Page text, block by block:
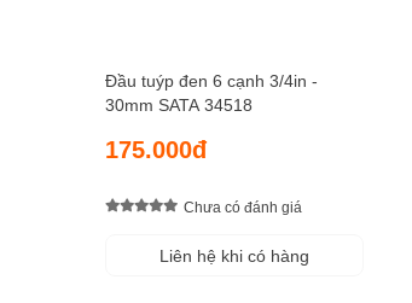
Đầu tuýp đen 6 cạnh 3/4in -
30mm SATA 34518
175.000đ
Chưa có đánh giá
Liên hệ khi có hàng